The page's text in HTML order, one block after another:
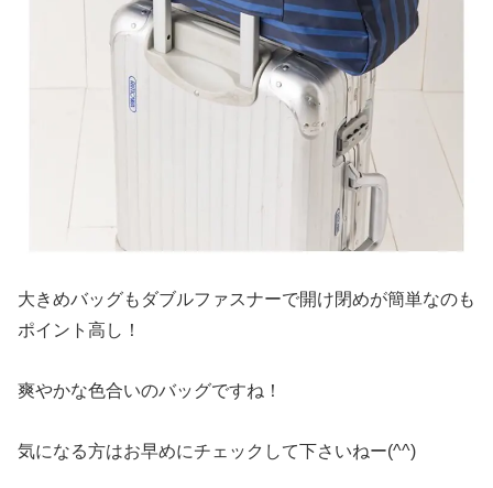
大きめバッグもダブルファスナーで開け閉めが簡単なのも
ポイント高し！
爽やかな色合いのバッグですね！
気になる方はお早めにチェックして下さいねー(^^)